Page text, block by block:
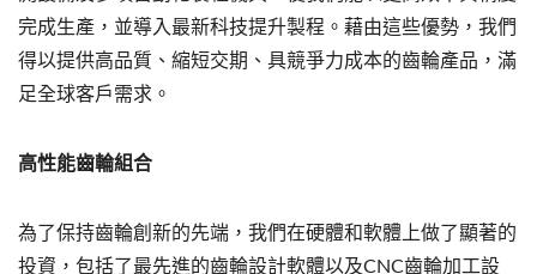
完成生產，並導入最新科技提升製程。藉由這些優勢，我們
得以提供高品質、縮短交期、具競爭力成本的齒輪產品，滿
足全球客戶需求。
高性能齒輪組合
為了保持齒輪創新的先端，我們在硬體和軟體上做了顯著的
投資，包括了最先進的齒輪設計軟體以及CNC齒輪加工設